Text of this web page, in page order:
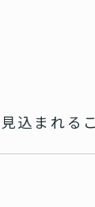
見込まれる